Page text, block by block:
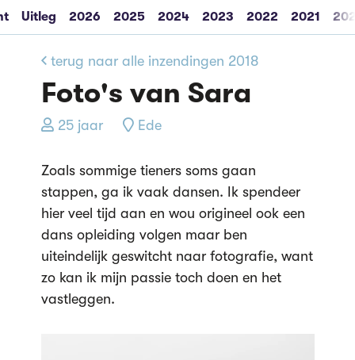
Uitleg 2026 2025 2024 2023 2022 2021
terug naar alle inzendingen 2018
Foto's van Sara
25 jaar Ede
Zoals sommige tieners soms gaan
stappen, ga ik vaak dansen. Ik spendeer
hier veel tijd aan en wou origineel ook een
dans opleiding volgen maar ben
uiteindelijk geswitcht naar fotografie, want
zo kan ik mijn passie toch doen en het
vastleggen.